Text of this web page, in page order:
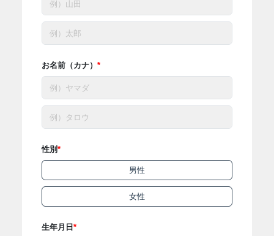
お名前（カナ）
性別
男性
女性
生年月日